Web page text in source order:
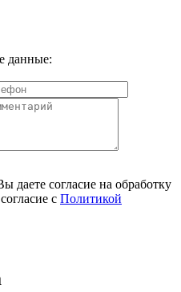
данные:
согласие на обработку
с Политикой